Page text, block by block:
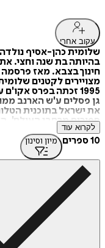
עקוב אחרי
בהיותה בת שנה וחצי.
חינוך בצבא. מאז
1995 זכתה בפרס
גן פסלים ע'ש הארנב
את ישראל בתוכנית
ספורים מרחבי העולם'.
שיריה מופקים לכרטיסי
חולצות. שיריה מולחנים
משובצים בספרי הלימוד
שלומית היא כלת פרס
לקרוא עוד
10 ספרים מיון וסינון